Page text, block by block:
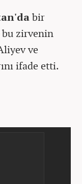
bir
zirvenin
ve
ifade etti.